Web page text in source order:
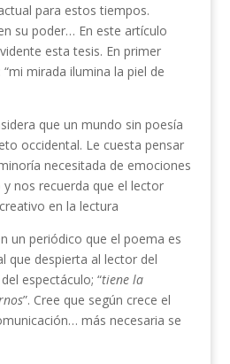
para estos tiempos.
su poder… En este artículo
esta tesis. En primer
mirada ilumina la piel de
que un mundo sin poesía
occidental. Le cuesta pensar
necesitada de emociones
nos recuerda que el lector
en la lectura
un periódico que el poema es
que despierta al lector del
espectáculo; “tiene la
”. Cree que según crece el
más necesaria se